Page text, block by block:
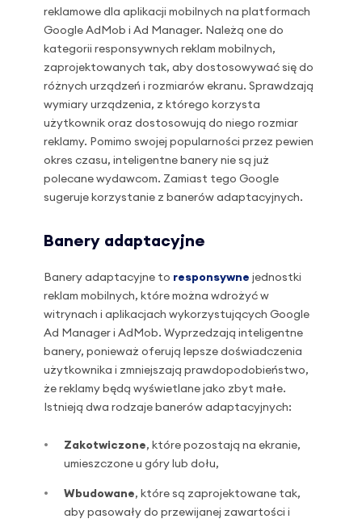
reklamowe dla aplikacji mobilnych na platformach
Google AdMob i Ad Manager. Należą one do
kategorii responsywnych reklam mobilnych,
zaprojektowanych tak, aby dostosowywać się do
różnych urządzeń i rozmiarów ekranu. Sprawdzają
wymiary urządzenia, z którego korzysta
użytkownik oraz dostosowują do niego rozmiar
reklamy. Pomimo swojej popularności przez pewien
okres czasu, inteligentne banery nie są już
polecane wydawcom. Zamiast tego Google
sugeruje korzystanie z banerów adaptacyjnych.
Banery adaptacyjne
Banery adaptacyjne to responsywne jednostki
reklam mobilnych, które można wdrożyć w
witrynach i aplikacjach wykorzystujących Google
Ad Manager i AdMob. Wyprzedzają inteligentne
banery, ponieważ oferują lepsze doświadczenia
użytkownika i zmniejszają prawdopodobieństwo,
że reklamy będą wyświetlane jako zbyt małe.
Istnieją dwa rodzaje banerów adaptacyjnych:
Zakotwiczone, które pozostają na ekranie,
umieszczone u góry lub dołu,
Wbudowane, które są zaprojektowane tak,
aby pasowały do przewijanej zawartości i